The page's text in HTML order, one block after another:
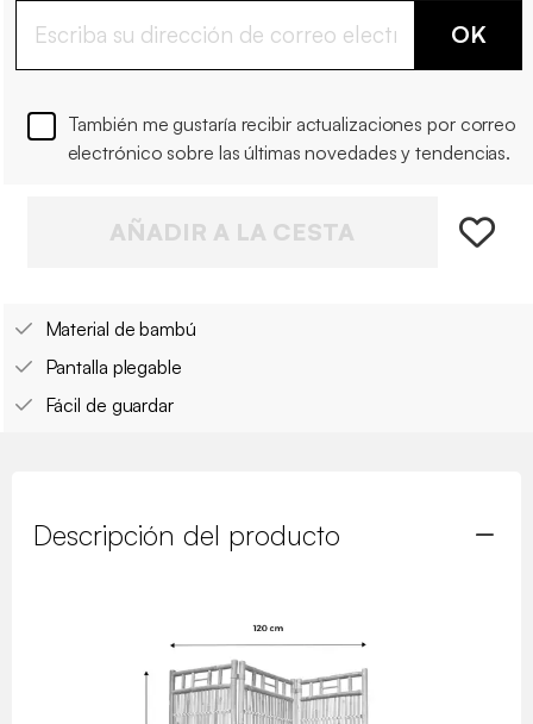
OK
También me gustaría recibir actualizaciones por correo
electrónico sobre las últimas novedades y tendencias.
AÑADIR A LA CESTA
Material de bambú
Pantalla plegable
Fácil de guardar
Descripción del producto